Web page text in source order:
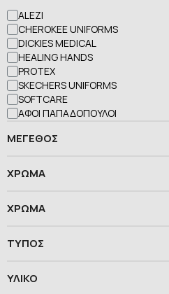
ALEZI
CHEROKEE UNIFORMS
DICKIES MEDICAL
HEALING HANDS
PROTEX
SKECHERS UNIFORMS
SOFTCARE
ΑΦΟΊ ΠΑΠΑΔΌΠΟΥΛΟΙ
ΜΈΓΕΘΟΣ
ΧΡΏΜΑ
ΧΡΩΜΑ
ΤΥΠOΣ
ΥΛΙΚΟ